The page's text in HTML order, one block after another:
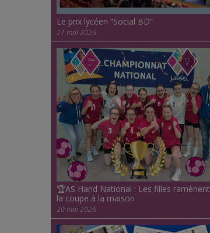
Le prix lycéen “Social BD”
21 mai 2026
🏆AS Hand National : Les filles ramènent
la coupe à la maison
20 mai 2026